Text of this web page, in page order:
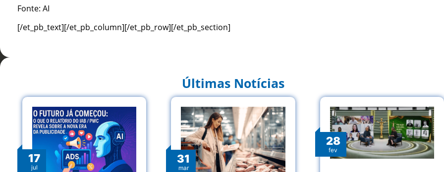
Fonte: AI
[/et_pb_text][/et_pb_column][/et_pb_row][/et_pb_section]
Últimas Notícias
17
jul
31
mar
28
fev